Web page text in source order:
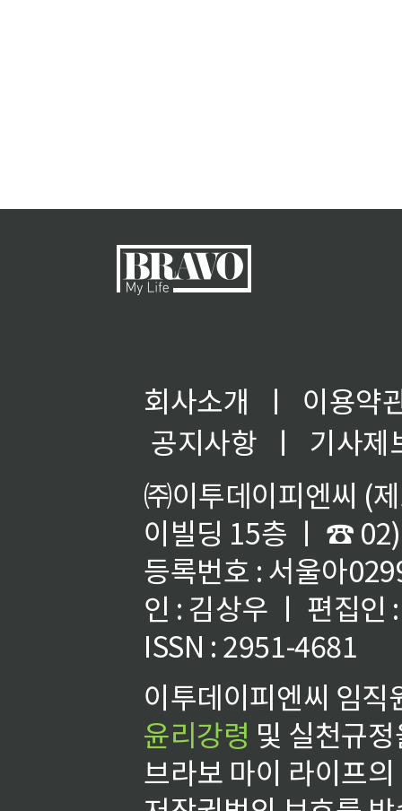
회사소개 ㅣ
이용약
공지사항
ㅣ
기사제
㈜이투데이피엔씨 (
이빌딩 15층 ㅣ ☎
등록번호 : 서울아
인 : 김상우 ㅣ 편집인
ISSN : 2951-4681
이투데이피엔씨 임
윤리강령 및 실천규
브라보 마이 라이프